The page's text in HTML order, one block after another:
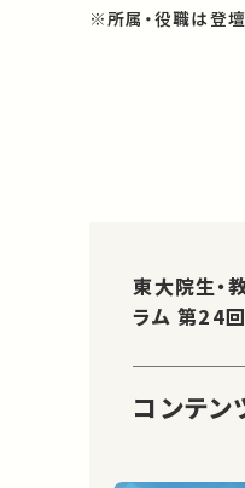
※所属・役職は登
東大院生・
ラム 第24回
コンテン